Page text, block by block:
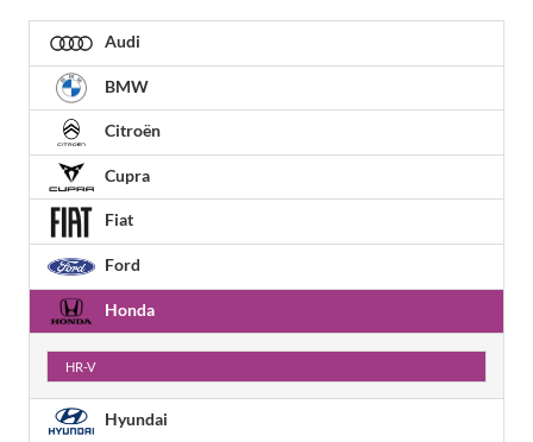
Audi
BMW
Citroën
Cupra
Fiat
Ford
Honda
HR-V
Hyundai